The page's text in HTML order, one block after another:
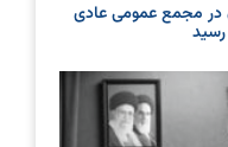
در مجمع عمومی عادی